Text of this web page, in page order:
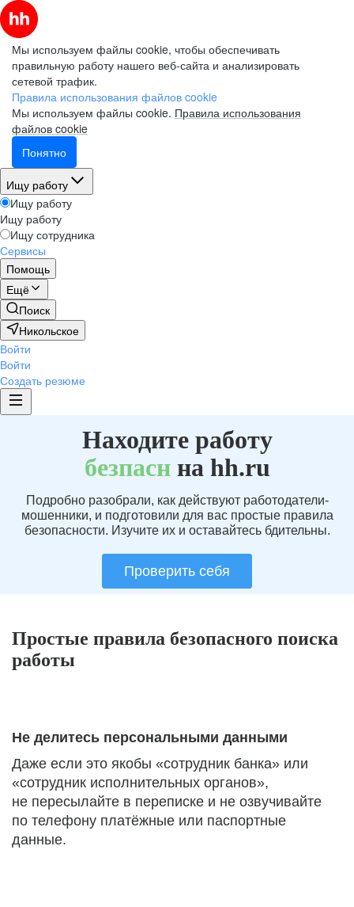
Мы используем файлы cookie, чтобы обеспечивать
правильную работу нашего веб-сайта и анализировать
сетевой трафик.
Правила использования файлов cookie
Мы используем файлы cookie. Правила использования
файлов cookie
Понятно
Ищу работу
Ищу работу
Ищу работу
Ищу сотрудника
Сервисы
Помощь
Ещё
Поиск
Никольское
Войти
Войти
Создать резюме
Находите работу
безпаснна hh.ru
Подробно разобрали, как действуют работодатели-
мошенники, и подготовили для вас простые правила
безопасности. Изучите их и оставайтесь бдительны.
Проверить себя
Простые правила безопасного поиска
работы
Не делитесь персональными данными
Даже если это якобы «сотрудник банка» или
«сотрудник исполнительных органов»,
не пересылайте в переписке и не озвучивайте
по телефону платёжные или паспортные
данные.